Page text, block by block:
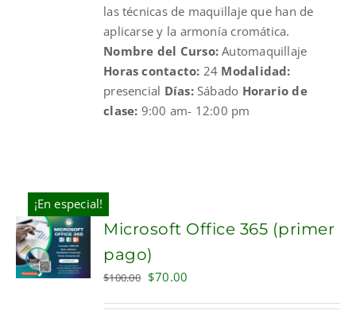
las técnicas de maquillaje que han de
aplicarse y la armonía cromática.
Nombre del Curso:Automaquillaje
Horas contacto: 24 Modalidad:
presencial Días:Sábado Horario de
clase: 9:00 am- 12:00 pm
¡En especial!
BUY
Microsoft Office 365 (primer
pago)
$100.00 Original
$70.00